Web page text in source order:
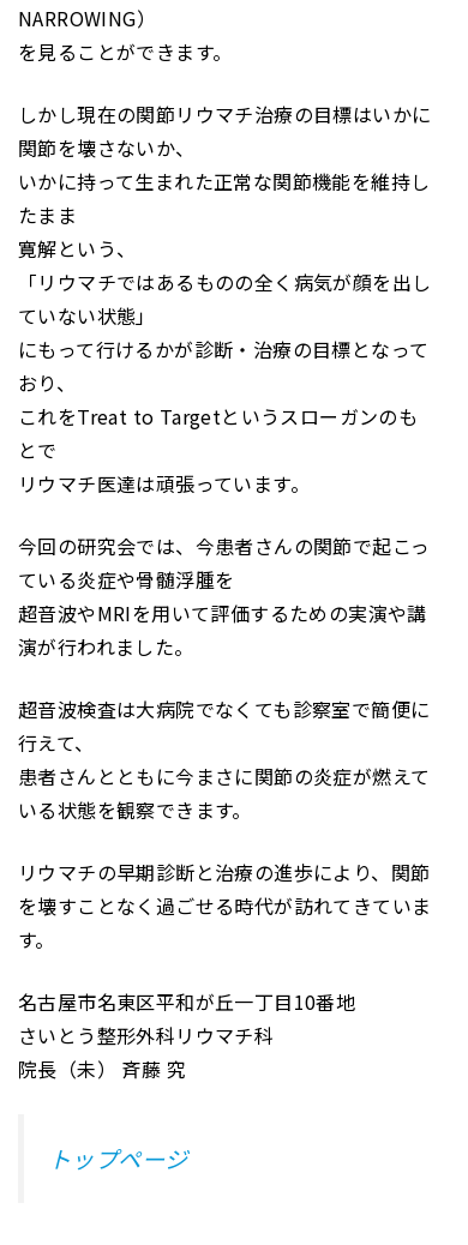
NARROWING）
を見ることができます。
しかし現在の関節リウマチ治療の目標はいかに
関節を壊さないか、
いかに持って生まれた正常な関節機能を維持し
たまま
寛解という、
「リウマチではあるものの全く病気が顔を出し
ていない状態」
にもって行けるかが診断・治療の目標となって
おり、
これをTreat to Targetというスローガンのも
とで
リウマチ医達は頑張っています。
今回の研究会では、今患者さんの関節で起こっ
ている炎症や骨髄浮腫を
超音波やMRIを用いて評価するための実演や講
演が行われました。
超音波検査は大病院でなくても診察室で簡便に
行えて、
患者さんとともに今まさに関節の炎症が燃えて
いる状態を観察できます。
リウマチの早期診断と治療の進歩により、関節
を壊すことなく過ごせる時代が訪れてきていま
す。
名古屋市名東区平和が丘一丁目10番地
さいとう整形外科リウマチ科
院長（未） 斉藤 究
トップページ